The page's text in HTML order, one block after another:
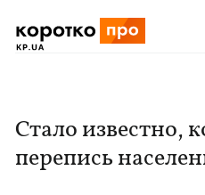
Стало известно,
перепись